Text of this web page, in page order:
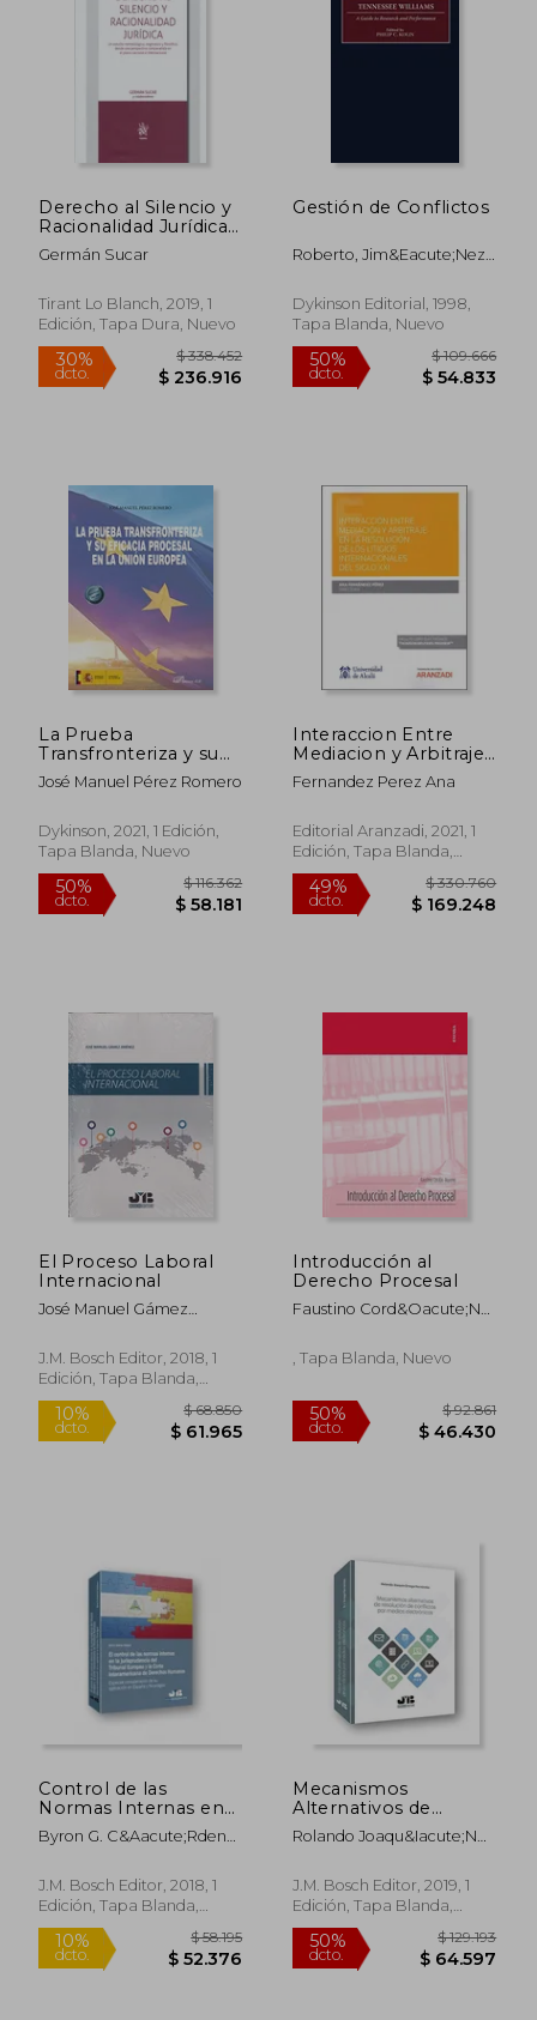
10%
dcto.
$ 12.650
dcto. $
Derecho al Silencio y
Racionalidad Jurídica
(Teoría)
Germán Sucar
Tirant Lo Blanch, 2019, 1
Edición, Tapa Dura, Nuevo
dcto. $ 236.916
Gestión de Conflictos
Roberto, Jim&Eacute;Nez
Moreira Aguirre, Diana
Gabriela Beltr&Aacute;N
Zambrano
Dykinson Editorial, 1998,
Tapa Blanda, Nuevo
dcto. $
La Prueba
Transfronteriza y su
Eficacia Procesal en la
Unión Europea
José Manuel Pérez Romero
Dykinson, 2021, 1 Edición,
Tapa Blanda, Nuevo
50%
dcto. $ 58.181
Interaccion Entre
Mediacion y Arbitraje
en la Resolucion de
los Litigi
Fernandez Perez Ana
Editorial Aranzadi, 2021, 1
Edición, Tapa Blanda,
Nuevo
49%
dcto. $
El Proceso Laboral
Internacional
José Manuel Gámez
J.M. Bosch Editor, 2018, 1
Edición, Tapa Blanda,
Nuevo
Introducción al
Derecho Procesal
Faustino Cord&Oacute;N
, Tapa Blanda, Nuevo
Control de las
Normas Internas en
la Jurisprudencia del
Tribunal
Byron G. C&Aacute;Rdenas
J.M. Bosch Editor, 2018, 1
Edición, Tapa Blanda,
Nuevo
Mecanismos
Alternativos de
Resolución de
Conflictos por Medios
Rolando Joaqu&Iacute;N
J.M. Bosch Editor, 2019, 1
Edición, Tapa Blanda,
Nuevo